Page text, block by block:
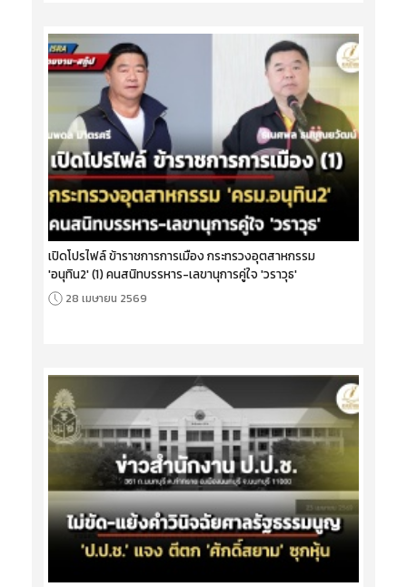
เปิดโปรไฟล์ ข้าราชการการเมือง กระทรวงอุตสาหกรรม
'อนุทิน2' (1) คนสนิทบรรหาร-เลขานุการคู่ใจ 'วราวุธ'
28 เมษายน 2569